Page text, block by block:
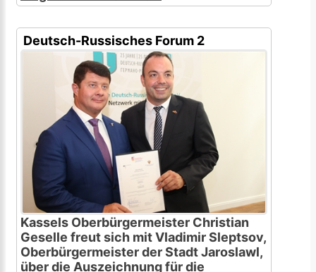
Deutsch-Russisches Forum 2
Kassels Oberbürgermeister Christian
Geselle freut sich mit Vladimir Sleptsov,
Oberbürgermeister der Stadt Jaroslawl,
über die Auszeichnung für die